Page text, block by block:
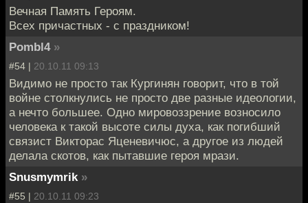
Вечная Память Героям.
Всех причастных - с праздником!
Pombl4 »
#54 | 20.10.11 09:13
Видимо не просто так Кургинян говорит, что в той
войне столкнулись не просто две разные идеологии,
а нечто большее. Одно мировоззрение возносило
человека к такой высоте силы духа, как погибший
связист Викторас Яценевичюс, а другое из людей
делала скотов, как пытавшие героя мрази.
Snusmymrik »
#55 | 20.10.11 09:23